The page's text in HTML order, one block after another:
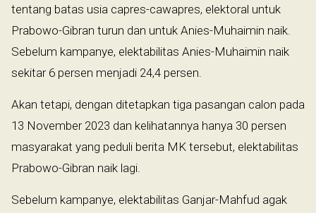
tentang batas usia capres-cawapres, elektoral untuk
Prabowo-Gibran turun dan untuk Anies-Muhaimin naik.
Sebelum kampanye, elektabilitas Anies-Muhaimin naik
sekitar 6 persen menjadi 24,4 persen.
Akan tetapi, dengan ditetapkan tiga pasangan calon pada
13 November 2023 dan kelihatannya hanya 30 persen
masyarakat yang peduli berita MK tersebut, elektabilitas
Prabowo-Gibran naik lagi.
Sebelum kampanye, elektabilitas Ganjar-Mahfud agak